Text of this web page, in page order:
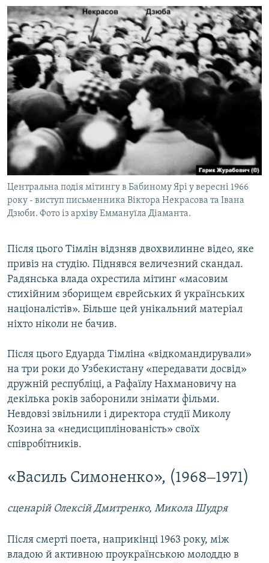
Центральна подія мітингу в Бабиному Ярі у вересні 1966
року - виступ письменника Віктора Некрасова та Івана
Дзюби. Фото із архіву Еммануїла Діаманта.
Після цього Тімлін відзняв двохвилинне відео, яке
привіз на студію. Піднявся величезний скандал.
Радянська влада охрестила мітинг «масовим
стихійним зборищем єврейських й українських
націоналістів». Більше цей унікальний матеріал
ніхто ніколи не бачив.
Після цього Едуарда Тімліна «відкомандирували»
на три роки до Узбекистану «передавати досвід»
дружній республіці, а Рафаїлу Нахмановичу на
декілька років заборонили знімати фільми.
Невдовзі звільнили і директора студії Миколу
Козина за «недисциплінованість» своїх
співробітників.
«Василь Симоненко», (1968‒1971)
сценарій Олексій Дмитренко, Микола Шудря
Після смерті поета, наприкінці 1963 року, між
владою й активною проукраїнською молоддю в